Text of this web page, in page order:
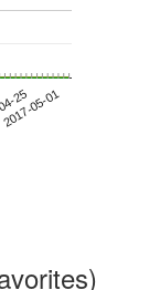
25
2017-05-01